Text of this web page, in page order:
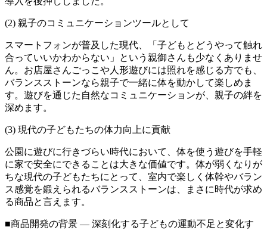
(2) 親子のコミュニケーションツールとして
スマートフォンが普及した現代、「子どもとどうやって触れ
合っていいかわからない」という親御さんも少なくありませ
ん。お店屋さんごっこや人形遊びには照れを感じる方でも、
バランスストーンなら親子で一緒に体を動かして楽しめま
す。遊びを通じた自然なコミュニケーションが、親子の絆を
深めます。
(3) 現代の子どもたちの体力向上に貢献
公園に遊びに行きづらい時代において、体を使う遊びを手軽
に家で安全にできることは大きな価値です。体が弱くなりが
ちな現代の子どもたちにとって、室内で楽しく体幹やバラン
ス感覚を鍛えられるバランスストーンは、まさに時代が求め
る商品と言えます。
■商品開発の背景 ― 深刻化する子どもの運動不足と変化す